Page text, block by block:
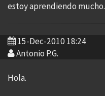
estoy aprendiendo mucho.
15-Dec-2010 18:24
Antonio P.G.
Hola.